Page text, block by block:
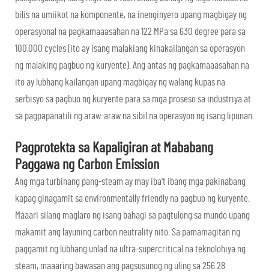
bilis na umiikot na komponente, na inenginyero upang magbigay ng
operasyonal na pagkamaaasahan na 122 MPa sa 630 degree para sa
100,000 cycles (ito ay isang malakiang kinakailangan sa operasyon
ng malaking pagbuo ng kuryente). Ang antas ng pagkamaaasahan na
ito ay lubhang kailangan upang magbigay ng walang kupas na
serbisyo sa pagbuo ng kuryente para sa mga proseso sa industriya at
sa pagpapanatili ng araw-araw na sibil na operasyon ng isang lipunan.
Pagprotekta sa Kapaligiran at Mababang
Paggawa ng Carbon Emission
Ang mga turbinang pang-steam ay may iba't ibang mga pakinabang
kapag ginagamit sa environmentally friendly na pagbuo ng kuryente.
Maaari silang maglaro ng isang bahagi sa pagtulong sa mundo upang
makamit ang layuning carbon neutrality nito. Sa pamamagitan ng
paggamit ng lubhang unlad na ultra-supercritical na teknolohiya ng
steam, maaaring bawasan ang pagsusunog ng uling sa 256.28